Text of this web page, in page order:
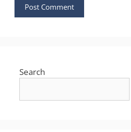
Search